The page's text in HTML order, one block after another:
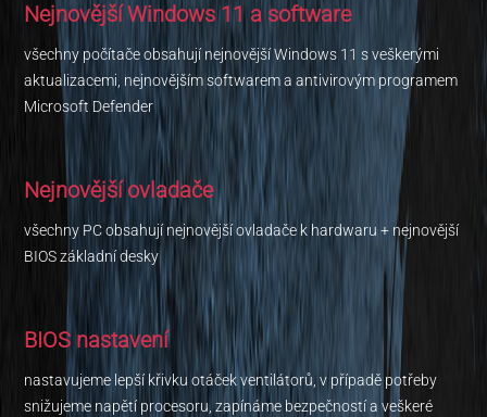
Nejnovější Windows 11 a software
všechny počítače obsahují nejnovější Windows 11 s veškerými
aktualizacemi, nejnovějším softwarem a antivirovým programem
Microsoft Defender
Nejnovější ovladače
všechny PC obsahují nejnovější ovladače k hardwaru + nejnovější
BIOS základní desky
BIOS nastavení
nastavujeme lepší křivku otáček ventilátorů, v případě potřeby
snižujeme napětí procesoru, zapínáme bezpečností a veškeré